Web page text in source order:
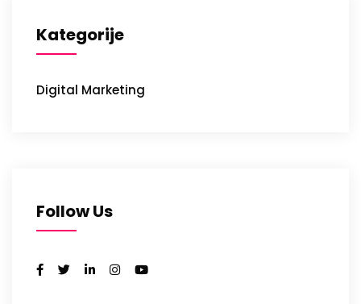
Kategorije
Digital Marketing
Follow Us